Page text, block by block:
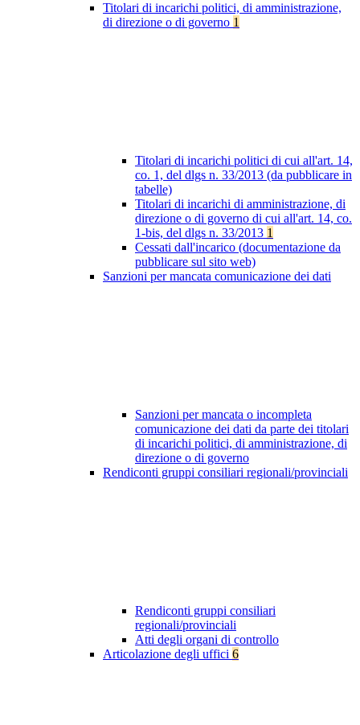
Titolari di incarichi politici, di amministrazione,
di direzione o di governo 1
Titolari di incarichi politici di cui all'art. 14,
co. 1, del dlgs n. 33/2013 (da pubblicare in
tabelle)
Titolari di incarichi di amministrazione, di
direzione o di governo di cui all'art. 14, co.
1-bis, del dlgs n. 33/2013 1
Cessati dall'incarico (documentazione da
pubblicare sul sito web)
Sanzioni per mancata comunicazione dei dati
Sanzioni per mancata o incompleta
comunicazione dei dati da parte dei titolari
di incarichi politici, di amministrazione, di
direzione o di governo
Rendiconti gruppi consiliari regionali/provinciali
Rendiconti gruppi consiliari
regionali/provinciali
Atti degli organi di controllo
Articolazione degli uffici 6